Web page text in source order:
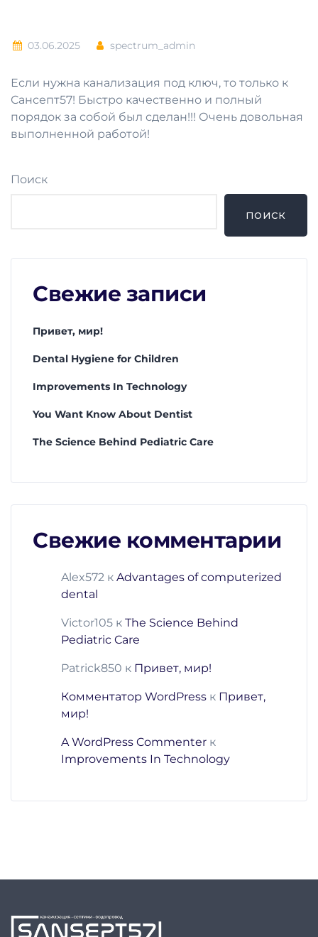
03.06.2025 spectrum_admin
Если нужна канализация под ключ, то только к
Сансепт57! Быстро качественно и полный
порядок за собой был сделан!!! Очень довольная
выполненной работой!
Поиск
ПОИСК
Свежие записи
Привет, мир!
Dental Hygiene for Children
Improvements In Technology
You Want Know About Dentist
The Science Behind Pediatric Care
Свежие комментарии
Alex572 к Advantages of computerized
dental
Victor105 к The Science Behind
Pediatric Care
Patrick850 к Привет, мир!
Комментатор WordPress к Привет,
мир!
A WordPress Commenter к
Improvements In Technology